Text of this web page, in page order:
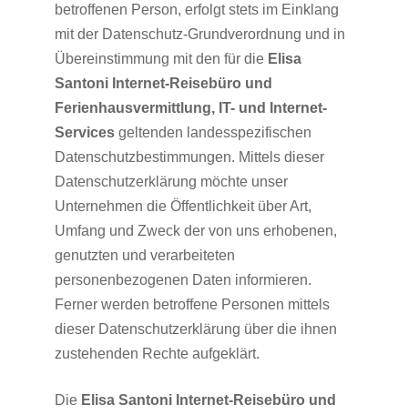
betroffenen Person, erfolgt stets im Einklang
mit der Datenschutz-Grundverordnung und in
Übereinstimmung mit den für die Elisa
Santoni Internet-Reisebüro und
Ferienhausvermittlung, IT- und Internet-
Servicesgeltenden landesspezifischen
Datenschutzbestimmungen. Mittels dieser
Datenschutzerklärung möchte unser
Unternehmen die Öffentlichkeit über Art,
Umfang und Zweck der von uns erhobenen,
genutzten und verarbeiteten
personenbezogenen Daten informieren.
Ferner werden betroffene Personen mittels
dieser Datenschutzerklärung über die ihnen
zustehenden Rechte aufgeklärt.
Die Elisa Santoni Internet-Reisebüro und